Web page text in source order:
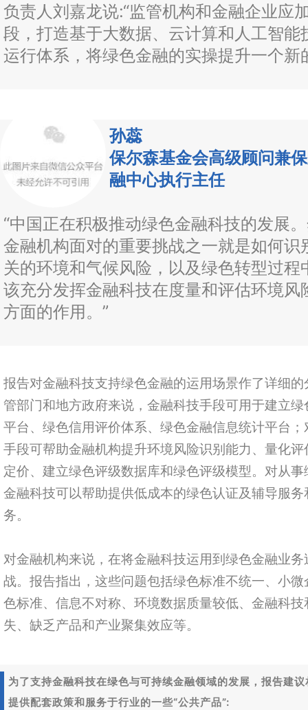
负责人刘嘉龙说:“监管机构和金融企业应
段，打造基于大数据、云计算和人工智能
运行体系，将绿色金融的实操提升一个新
孙蕊
保尔森基金会高级顾问兼
融中心执行主任
“中国正在积极推动绿色金融科技的发展
金融机构面对的重要挑战之一就是如何识
关的环境和气候风险，以及绿色转型过程
该充分发挥金融科技在度量和评估环境风
方面的作用。”
报告对金融科技支持绿色金融的运用场景作了详细
管部门和地方政府来说，金融科技手段可用于建立
平台、绿色信用评价体系、绿色金融信息统计平台
手段可帮助金融机构提升环境风险识别能力、量化
定价、建立绿色评级数据库和绿色评级模型。对从
金融科技可以帮助提供低成本的绿色认证及辅导服
务。
对金融机构来说，在将金融科技运用到绿色金融业
战。报告指出，这些问题包括绿色标准不统一、小
色标准、信息不对称、环境数据质量较低、金融科
失、缺乏产品和产业聚集效应等。
为了支持金融科技在绿色与可持续金融领域的发展，报告建
提供配套政策和服务于行业的一些“公共产品”: